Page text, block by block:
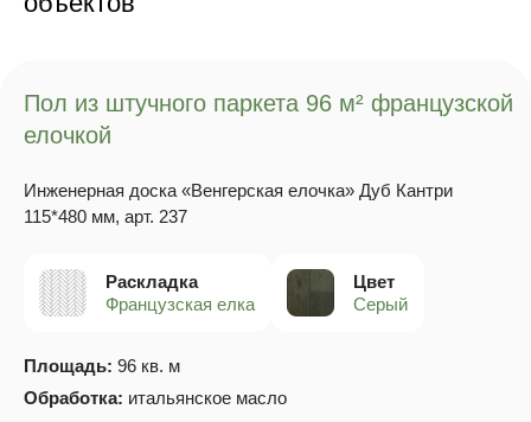
Пол из штучного паркета 96 м² французской
елочкой
Инженерная доска «Венгерская елочка» Дуб Кантри
115*480 мм, арт. 237
Раскладка
Французская елка
Цвет
Серый
Площадь: 96 кв. м
Обработка: итальянское масло